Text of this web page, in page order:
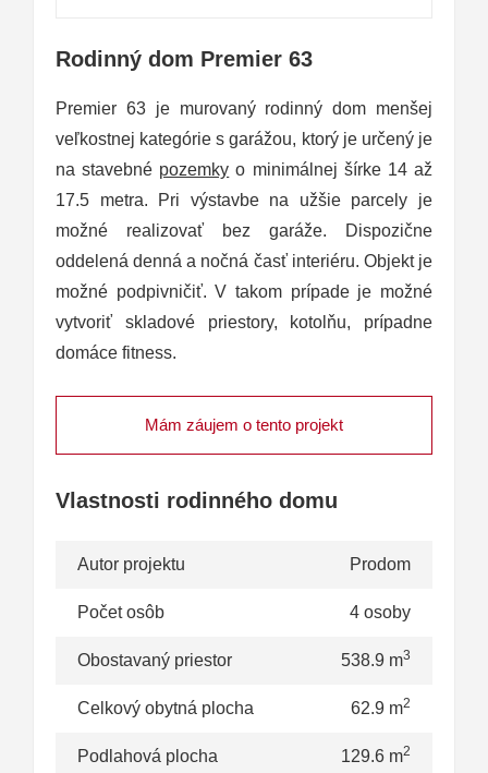
Rodinný dom Premier 63
Premier 63 je murovaný rodinný dom menšej
veľkostnej kategórie s garážou, ktorý je určený je
na stavebné pozemky o minimálnej šírke 14 až
17.5 metra. Pri výstavbe na užšie parcely je
možné realizovať bez garáže. Dispozične
oddelená denná a nočná časť interiéru. Objekt je
možné podpivničiť. V takom prípade je možné
vytvoriť skladové priestory, kotolňu, prípadne
domáce fitness.
Mám záujem o tento projekt
Vlastnosti rodinného domu
Autor projektu Prodom
Počet osôb 4 osoby
Obostavaný priestor 538.9 m3
Celkový obytná plocha 62.9 m2
Podlahová plocha 129.6 m2